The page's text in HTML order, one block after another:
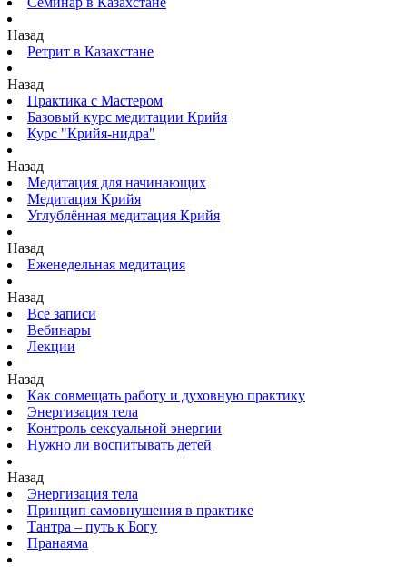
Назад
Ретрит в Казахстане
Назад
Практика с Мастером
Базовый курс медитации Крийя
Курс "Крийя-нидра"
Назад
Медитация для начинающих
Медитация Крийя
Углублённая медитация Крийя
Назад
Еженедельная медитация
Назад
Все записи
Вебинары
Лекции
Назад
Как совмещать работу и духовную практику
Энергизация тела
Контроль сексуальной энергии
Нужно ли воспитывать детей
Назад
Энергизация тела
Принцип самовнушения в практике
Тантра – путь к Богу
Пранаяма